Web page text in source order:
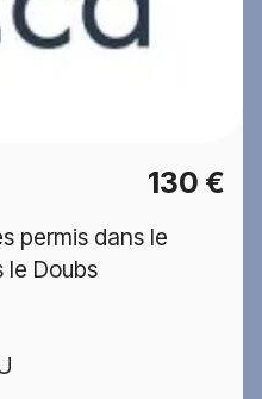
130 €
permis dans le
le Doubs